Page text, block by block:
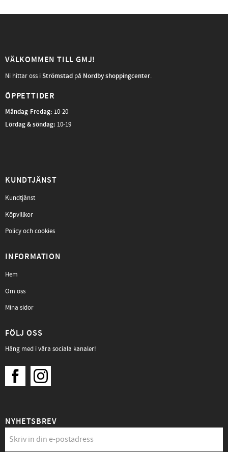
VÄLKOMMEN TILL GMJ!
Ni hittar oss iStrömstad på Nordby shoppingcenter.
ÖPPETTIDER
Måndag-Fredag: 10-20
Lördag & söndag: 10-19
KUNDTJÄNST
Kundtjänst
Köpvillkor
Policy och cookies
INFORMATION
Hem
Om oss
Mina sidor
FÖLJ OSS
Häng med i våra sociala kanaler!
NYHETSBREV